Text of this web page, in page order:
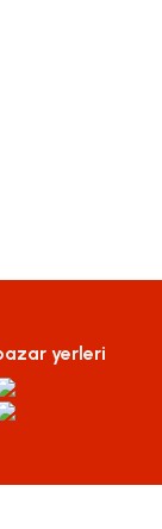
yerleri